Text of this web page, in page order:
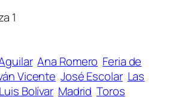
1
Ana Romero Feria de
Vicente José Escolar Las
Luis Bolívar Madrid Toros